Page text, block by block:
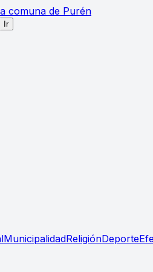
comuna de Purén
Ir
MunicipalidadReligiónDeporte